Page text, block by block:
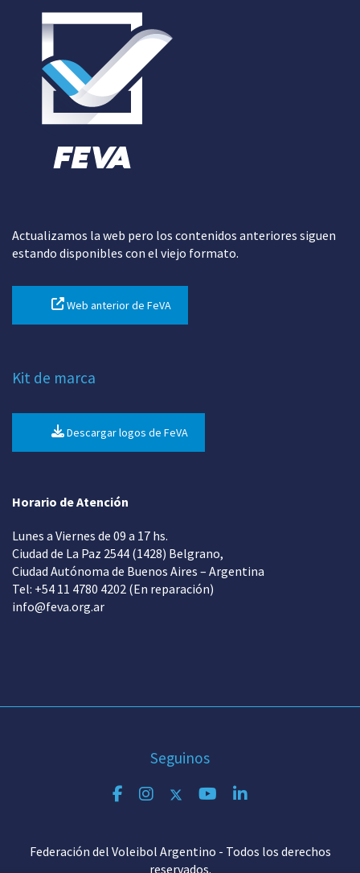
Actualizamos la web pero los contenidos anteriores siguen
estando disponibles con el viejo formato.
Web anterior de FeVA
Kit de marca
Descargar logos de FeVA
Horario de Atención
Lunes a Viernes de 09 a 17 hs.
Ciudad de La Paz 2544 (1428) Belgrano,
Ciudad Autónoma de Buenos Aires – Argentina
Tel: +54 11 4780 4202 (En reparación)
info@feva.org.ar
Seguinos
Federación del Voleibol Argentino - Todos los derechos
reservados.